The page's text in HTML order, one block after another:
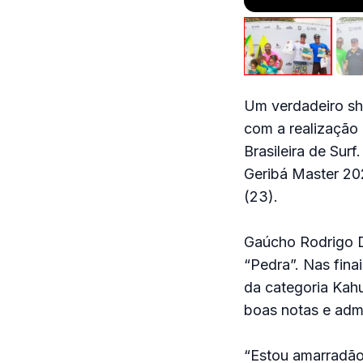
Um verdadeiro
com a
Brasileira de
Geribá Master
(23).
Gaúcho Rodrigo
“Pedra”. Nas
da categoria
boas notas e
“Estou